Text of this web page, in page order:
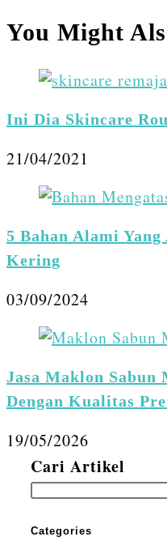
You Might
Ini Dia Skincare
21/04/2021
5 Bahan Alami
Kering
03/09/2024
Jasa Maklon
Dengan Kualitas
19/05/2026
Cari Artikel
Categories